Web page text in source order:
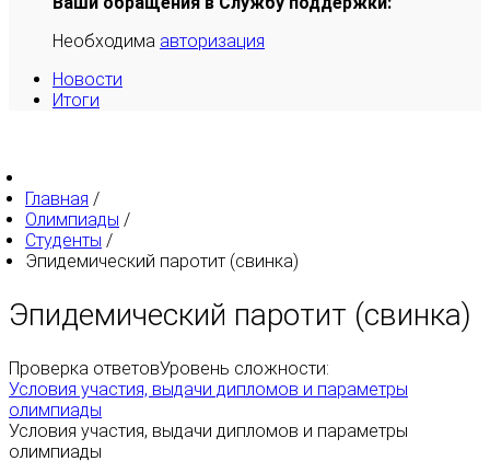
Необходима авторизация
Новости
Итоги
Главная /
Олимпиады /
Студенты /
Эпидемический паротит (свинка)
Эпидемический паротит (свинка)
Проверка ответовУровень сложности:
Условия участия, выдачи дипломов и параметры
олимпиады
Условия участия, выдачи дипломов и параметры
олимпиады